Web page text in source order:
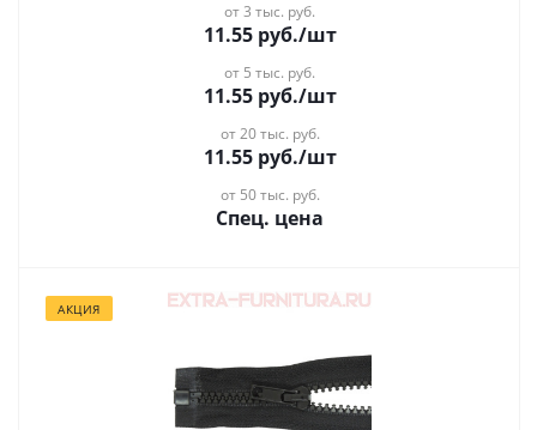
от 3 тыс. руб.
11.55руб./шт
от 5 тыс. руб.
11.55руб./шт
от 20 тыс. руб.
11.55руб./шт
от 50 тыс. руб.
Спец. цена
АКЦИЯ